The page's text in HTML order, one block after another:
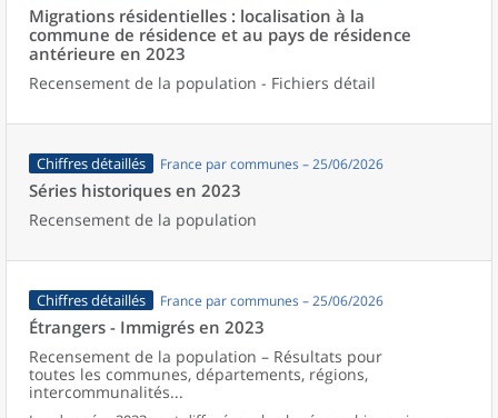
Migrations résidentielles : localisation à la
commune de résidence et au pays de résidence
antérieure en 2023
Recensement de la population - Fichiers détail
Chiffres détaillés France par communes – 25/06/2026
Séries historiques en 2023
Recensement de la population
Chiffres détaillés France par communes – 25/06/2026
Étrangers - Immigrés en 2023
Recensement de la population – Résultats pour
toutes les communes, départements, régions,
intercommunalités...